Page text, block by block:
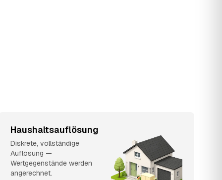
Haushaltsauflösung
Diskrete, vollständige
Auflösung —
Wertgegenstände werden
angerechnet.